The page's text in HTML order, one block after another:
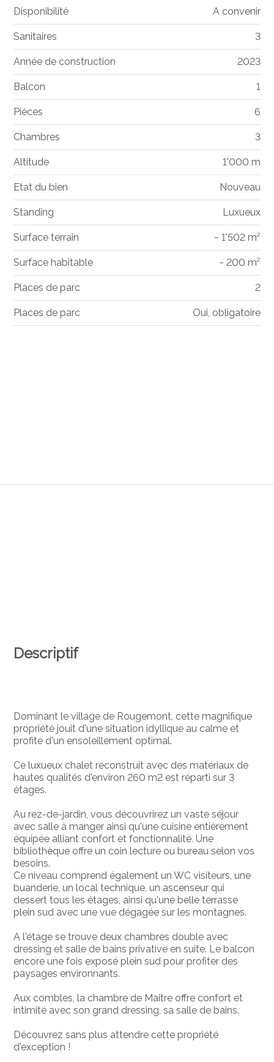
Descriptif
Dominant le village de Rougemont, cette magnifique
propriété jouit d'une situation idyllique au calme et
profite d'un ensoleillement optimal.
Ce luxueux chalet reconstruit avec des matériaux de
hautes qualités d'environ 260 m2 est réparti sur 3
étages.
Au rez-de-jardin, vous découvrirez un vaste séjour
avec salle à manger ainsi qu'une cuisine entièrement
équipée alliant confort et fonctionnalité. Une
bibliothèque offre un coin lecture ou bureau selon vos
besoins.
Ce niveau comprend également un WC visiteurs, une
buanderie, un local technique, un ascenseur qui
dessert tous les étages, ainsi qu'une belle terrasse
plein sud avec une vue dégagée sur les montagnes.
A l'étage se trouve deux chambres double avec
dressing et salle de bains privative en suite. Le balcon
encore une fois exposé plein sud pour profiter des
paysages environnants.
Aux combles, la chambre de Maitre offre confort et
intimité avec son grand dressing, sa salle de bains.
Découvrez sans plus attendre cette propriété
d'exception !
Disponibilité A convenir
Sanitaires 3
Année de construction 2023
Balcon 1
Pièces 6
Chambres 3
Altitude 1'000 m
Etat du bien Nouveau
Standing Luxueux
Surface terrain ~ 1'502 m²
Surface habitable ~ 200 m²
Places de parc 2
Places de parc Oui, obligatoire